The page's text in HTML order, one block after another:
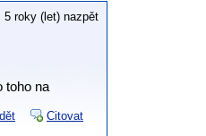
5 roky (let) nazpět
toho na
Citovat